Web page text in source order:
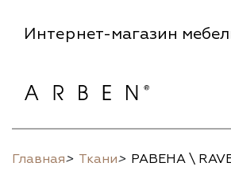
Интернет-магазин
Главная> Ткани> РАВЕНА \